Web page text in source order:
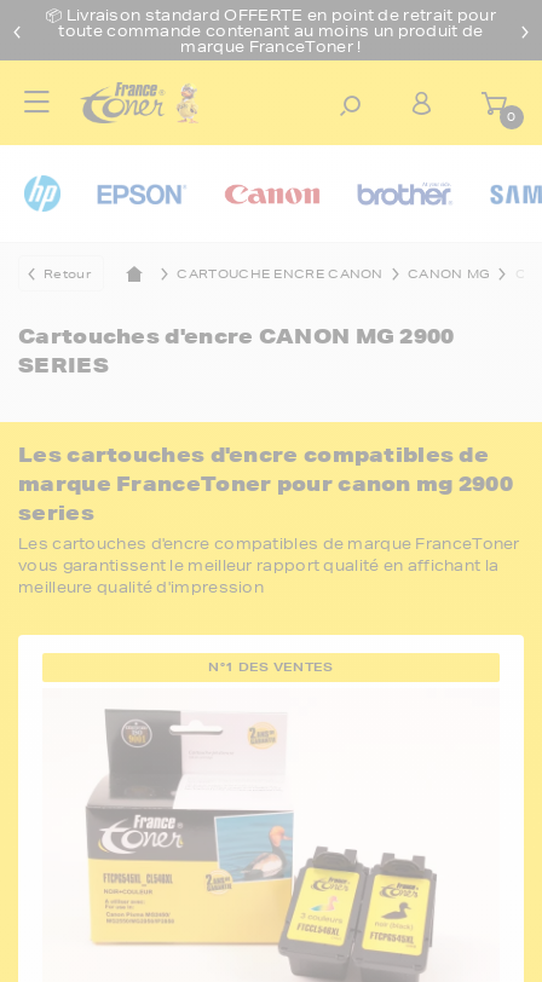
📦 Livraison standard OFFERTE en point de retrait pour
toute commande contenant au moins un produit de
marque FranceToner !
0
Retour CARTOUCHE ENCRE CANON CANON MG
Cartouches d'encre CANON MG 2900
SERIES
Les cartouches d'encre compatibles de
marque FranceToner pour canon mg 2900
series
Les cartouches d'encre compatibles de marque FranceToner
vous garantissent le meilleur rapport qualité en affichant la
meilleure qualité d'impression
N°1 DES VENTES